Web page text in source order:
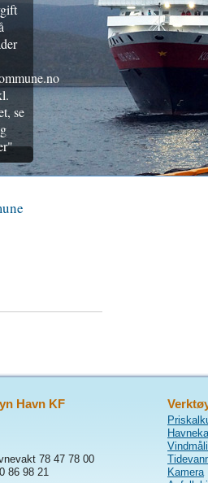
se
Havn KF
78 47 78 00
86 98 21
Kamera